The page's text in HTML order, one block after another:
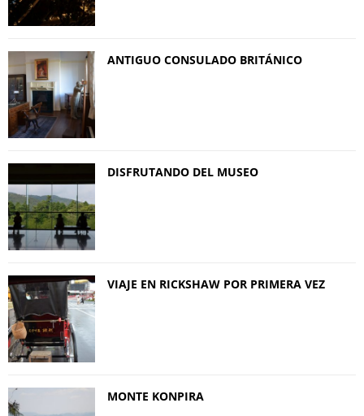
ANTIGUO CONSULADO BRITÁNICO
DISFRUTANDO DEL MUSEO
VIAJE EN RICKSHAW POR PRIMERA VEZ
MONTE KONPIRA